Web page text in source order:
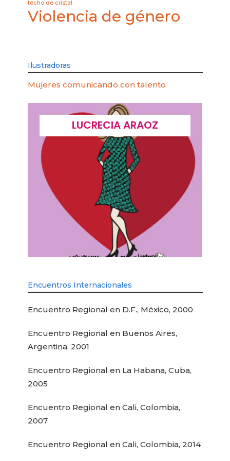
techo de cristal
Violencia de género
Ilustradoras
Mujeres comunicando con talento
LUCRECIA ARAOZ
Encuentros Internacionales
Encuentro Regional en D.F., México, 2000
Encuentro Regional en Buenos Aires,
Argentina, 2001
Encuentro Regional en La Habana, Cuba,
2005
Encuentro Regional en Cali, Colombia,
2007
Encuentro Regional en Cali, Colombia, 2014